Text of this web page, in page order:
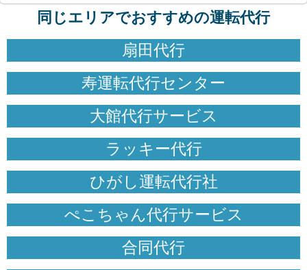
同じエリアでおすすめの運転代行
扇田代行
寿運転代行センター
大館代行サービス
ラッキー代行
ひがし運転代行社
ぺこちゃん代行サービス
合同代行